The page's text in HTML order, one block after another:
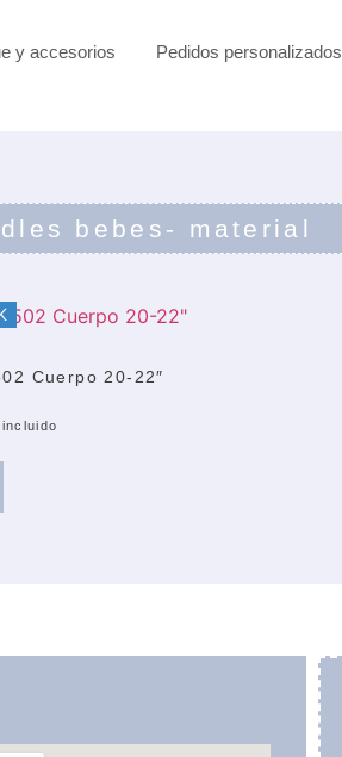
y accesorios Pedidos personalizados
bebes- material
Cuerpo 20-22″
incluido